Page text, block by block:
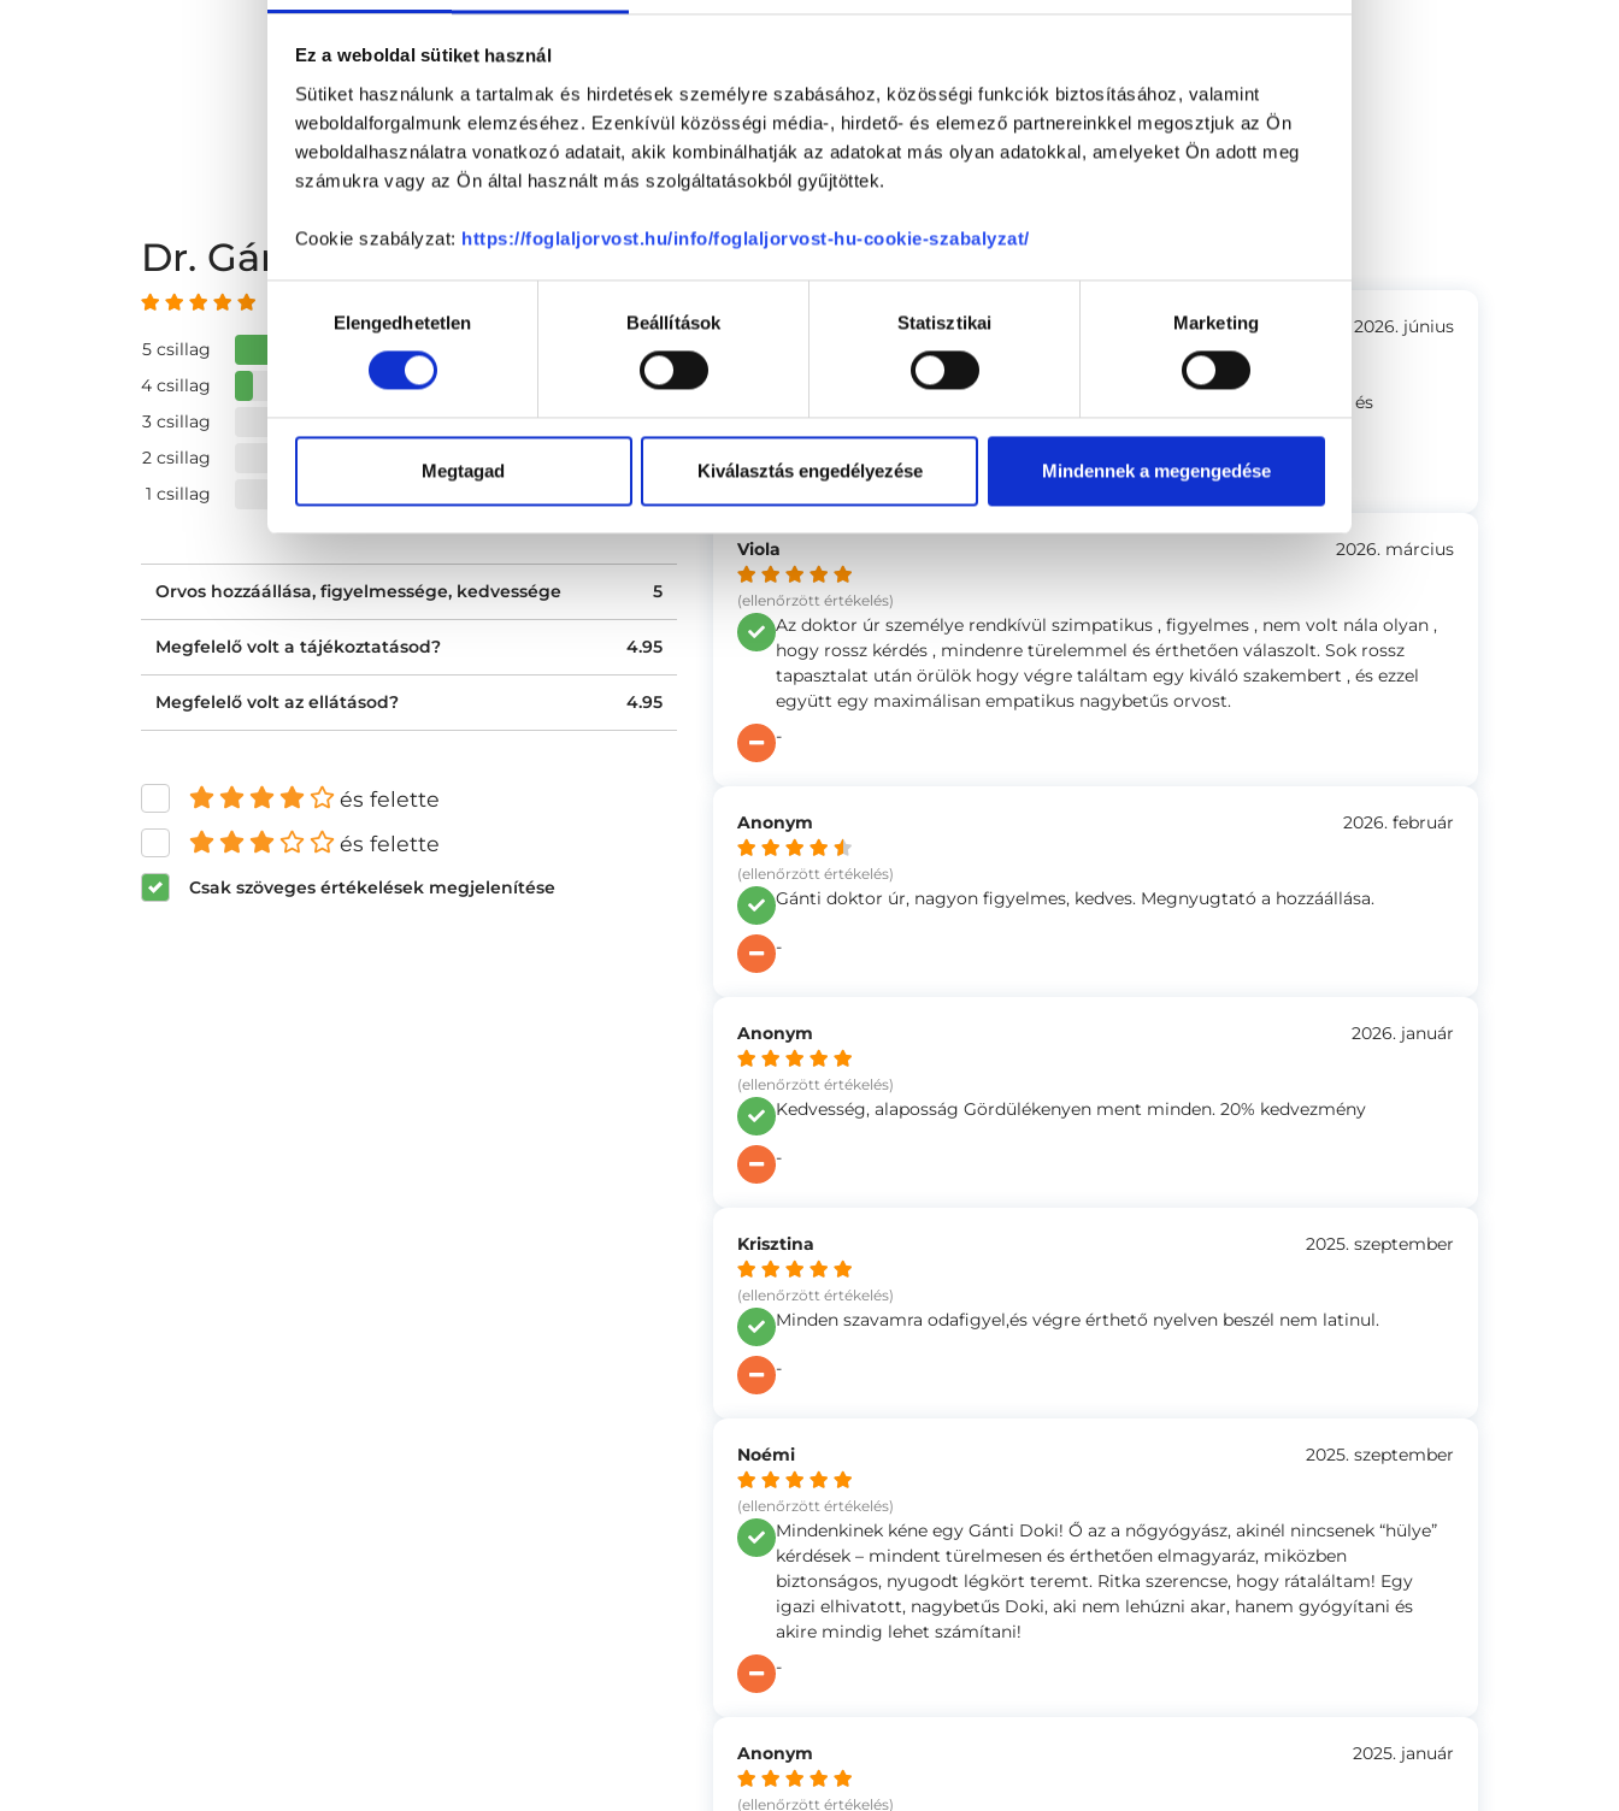
Ez a weboldal sütiket használ
Sütiket használunk a tartalmak és hirdetések személyre szabásához, közösségi funkciók biztosításához, valamint
weboldalforgalmunk elemzéséhez. Ezenkívül közösségi média-, hirdető- és elemező partnereinkkel megosztjuk az Ön
weboldalhasználatra vonatkozó adatait, akik kombinálhatják az adatokat más olyan adatokkal, amelyeket Ön adott meg
számukra vagy az Ön által használt más szolgáltatásokból gyűjtöttek.
Cookie szabályzat: https://foglaljorvost.hu/info/foglaljorvost-hu-cookie-szabalyzat/
kiválasztásaElengedhetetlen Beállítások Statisztikai Marketing
Megtagad Kiválasztás engedélyezése Mindennek a megengedése
L33 Medical Corvin
1083 Budapest, VIII. kerület
Dr. Gánti Botond Balázs vélemények
5 csillag
95 %
4 csillag
5 %
3 csillag
0 %
2 csillag
1 csillag
Orvos hozzáállása, figyelmessége, kedvessége 5
Megfelelő volt a tájékoztatásod? 4.95
Megfelelő volt az ellátásod? 4.95
és felette
és felette
Csak szöveges értékelések megjelenítése
2026. június
Nagyon kedves és kiváló szakember a Doktor úr! Nagyon empatikus és
-
Viola
(ellenőrzött értékelés)
2026. március
Az doktor úr személye rendkívül szimpatikus , figyelmes , nem volt nála olyan ,
hogy rossz kérdés , mindenre türelemmel és érthetően válaszolt. Sok rossz
tapasztalat után örülök hogy végre találtam egy kiváló szakembert , és ezzel
együtt egy maximálisan empatikus nagybetűs orvost.
-
Anonym
(ellenőrzött értékelés)
2026. február
Gánti doktor úr, nagyon figyelmes, kedves. Megnyugtató a hozzáállása.
-
Anonym
(ellenőrzött értékelés)
2026. január
Kedvesség, alaposság Gördülékenyen ment minden. 20% kedvezmény
-
Krisztina
(ellenőrzött értékelés)
2025. szeptember
Minden szavamra odafigyel,és végre érthető nyelven beszél nem latinul.
-
Noémi
(ellenőrzött értékelés)
2025. szeptember
Mindenkinek kéne egy Gánti Doki! Ő az a nőgyógyász, akinél nincsenek “hülye”
kérdések – mindent türelmesen és érthetően elmagyaráz, miközben
biztonságos, nyugodt légkört teremt. Ritka szerencse, hogy rátaláltam! Egy
igazi elhivatott, nagybetűs Doki, aki nem lehúzni akar, hanem gyógyítani és
akire mindig lehet számítani!
-
Anonym
(ellenőrzött értékelés)
2025. január